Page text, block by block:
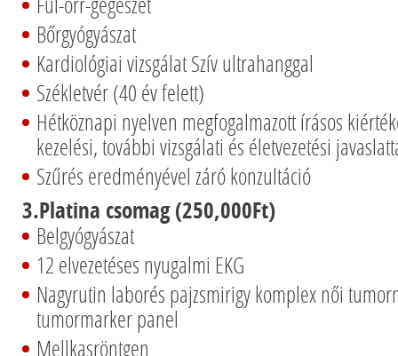
Bőrgyógyászat
Kardiológiai vizsgálat Szív ultrahanggal
Székletvér (40 év felett)
Hétköznapi nyelven megfogalmazott írásos
kezelési, további vizsgálati és életvezetési
Szűrés eredményével záró konzultáció
3.Platina csomag (250,000Ft)
Belgyógyászat
12 elvezetéses nyugalmi EKG
Nagyrutin laborés pajzsmirigy komplex női
tumormarker panel
Mellkasröntgen